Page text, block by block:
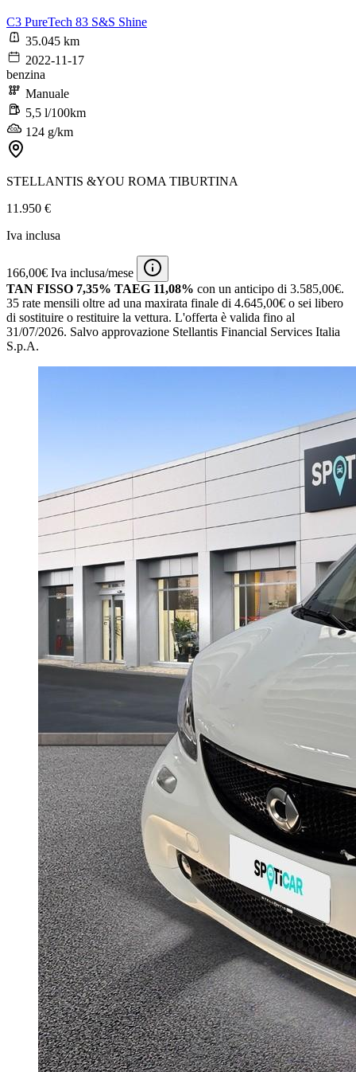
C3 PureTech 83 S&S Shine
35.045 km
2022-11-17
benzina
Manuale
5,5 l/100km
124 g/km
STELLANTIS &YOU ROMA TIBURTINA
11.950 €
Iva inclusa
166,00€ Iva inclusa/mese
TAN FISSO 7,35% TAEG 11,08% con un anticipo di 3.585,00€.
35 rate mensili oltre ad una maxirata finale di 4.645,00€ o sei libero
di sostituire o restituire la vettura. L'offerta è valida fino al
31/07/2026. Salvo approvazione Stellantis Financial Services Italia
S.p.A.